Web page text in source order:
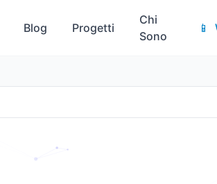
Blog Progetti
Chi
Sono
📱